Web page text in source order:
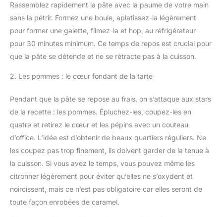
Rassemblez rapidement la pâte avec la paume de votre main
sans la pétrir. Formez une boule, aplatissez-la légèrement
pour former une galette, filmez-la et hop, au réfrigérateur
pour 30 minutes minimum. Ce temps de repos est crucial pour
que la pâte se détende et ne se rétracte pas à la cuisson.
2. Les pommes : le cœur fondant de la tarte
Pendant que la pâte se repose au frais, on s’attaque aux stars
de la recette : les pommes. Épluchez-les, coupez-les en
quatre et retirez le cœur et les pépins avec un couteau
d’office. L’idée est d’obtenir de beaux quartiers réguliers. Ne
les coupez pas trop finement, ils doivent garder de la tenue à
la cuisson. Si vous avez le temps, vous pouvez même les
citronner légèrement pour éviter qu’elles ne s’oxydent et
noircissent, mais ce n’est pas obligatoire car elles seront de
toute façon enrobées de caramel.